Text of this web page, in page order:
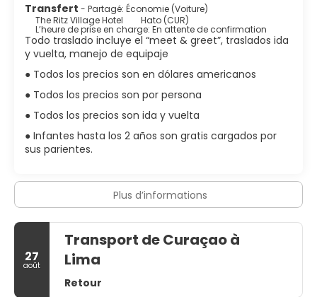
Transfert - Partagé: Économie (Voiture)
The Ritz Village Hotel
Hato (CUR)
L’heure de prise en charge: En attente de confirmation
Todo traslado incluye el “meet & greet”, traslados ida
y vuelta, manejo de equipaje
● Todos los precios son en dólares americanos
● Todos los precios son por persona
● Todos los precios son ida y vuelta
● Infantes hasta los 2 años son gratis cargados por
sus parientes.
Plus d’informations
27
août
Transport de Curaçao à
Lima
Retour